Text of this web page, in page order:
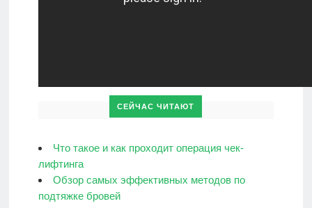
СЕЙЧАС ЧИТАЮТ
Что такое и как проходит операция чек-
лифтинга
Обзор самых эффективных методов по
подтяжке бровей